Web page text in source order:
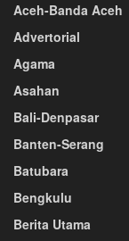
Aceh-Banda Aceh
Advertorial
Agama
Asahan
Bali-Denpasar
Banten-Serang
Batubara
Bengkulu
Berita Utama